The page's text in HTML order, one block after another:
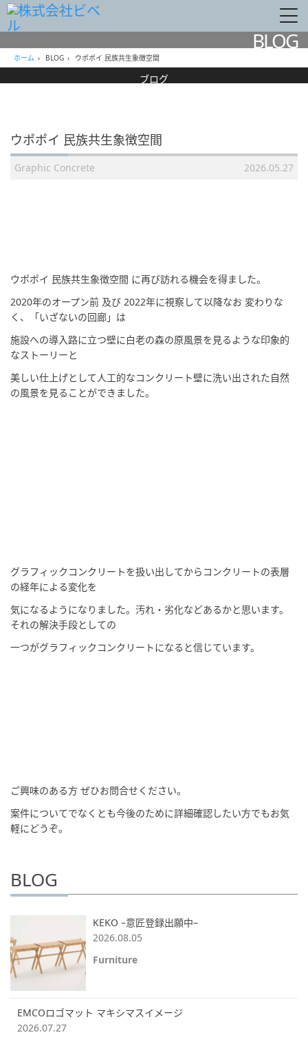
BLOG
ホーム › BLOG › ウポポイ 民族共生象徴空間
ブログ
ウポポイ 民族共生象徴空間
Graphic Concrete 2026.05.27
ウポポイ 民族共生象徴空間 に再び訪れる機会を得ました。
2020年のオープン前 及び 2022年に視察して以降なお 変わりな
く、「いざないの回廊」は
施設への導入路に立つ壁に白老の森の原風景を見るような印象的
なストーリーと
美しい仕上げとして人工的なコンクリート壁に洗い出された自然
の風景を見ることができました。
グラフィックコンクリートを扱い出してからコンクリートの表層
の経年による変化を
気になるようになりました。汚れ・劣化などあるかと思います。
それの解決手段としての
一つがグラフィックコンクリートになると信じています。
ご興味のある方 ぜひお問合せください。
案件についてでなくとも今後のために詳細確認したい方でもお気
軽にどうぞ。
BLOG
KEKO –意匠登録出願中–
2026.08.05
Furniture
EMCOロゴマット マキシマスイメージ
2026.07.27